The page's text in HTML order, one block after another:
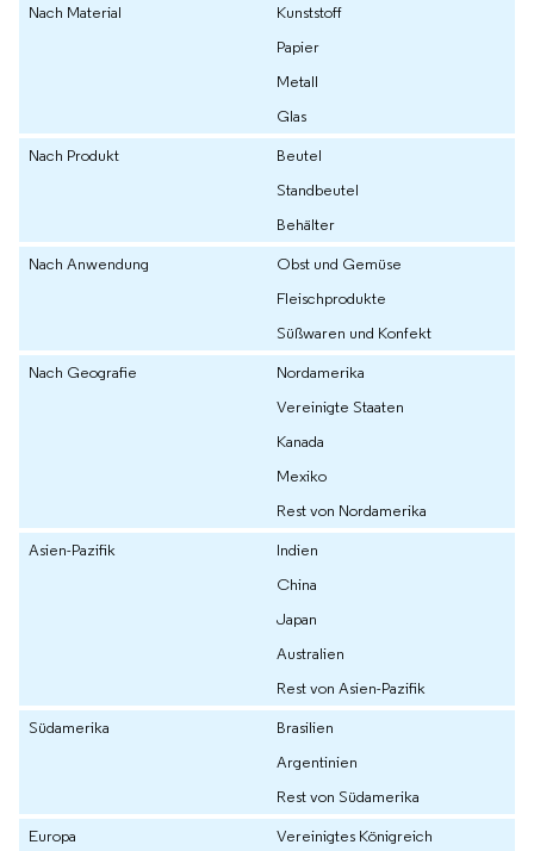
Nach Material
Kunststoff
Papier
Metall
Glas
Nach Produkt
Beutel
Standbeutel
Behälter
Nach Anwendung
Obst und Gemüse
Fleischprodukte
Süßwaren und Konfekt
Nach Geografie
Nordamerika
Vereinigte Staaten
Kanada
Mexiko
Rest von Nordamerika
Asien-Pazifik
Indien
China
Japan
Australien
Rest von Asien-Pazifik
Südamerika
Brasilien
Argentinien
Rest von Südamerika
Europa
Vereinigtes Königreich